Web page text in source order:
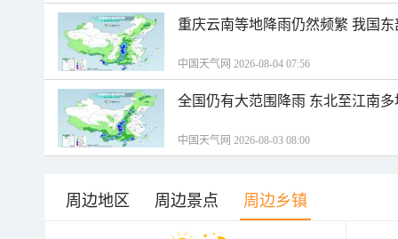
重庆云南等地降雨仍然频繁 我国
中国天气网 2026-08-04 07:56
全国仍有大范围降雨 东北至江南
中国天气网 2026-08-03 08:00
周边地区 周边景点 周边乡镇